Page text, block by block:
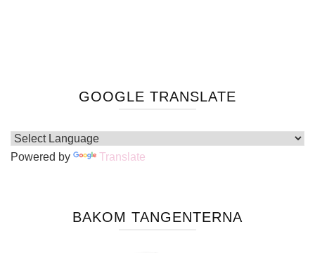
GOOGLE TRANSLATE
Powered by Translate
BAKOM TANGENTERNA